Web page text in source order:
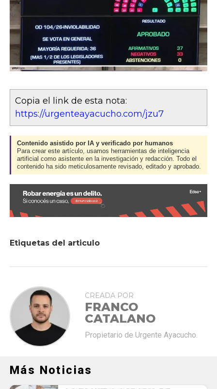
Copia el link de esta nota:
https://urgenteayacucho.com/jzu7
Contenido asistido por IA y verificado por humanos
Para crear este artículo, usamos herramientas de inteligencia
artificial como asistente en la investigación y redacción. Todo el
contenido ha sido meticulosamente revisado, editado y aprobado.
Etiquetas del articulo
CREADA POR
FRANCO
CATALANO
Propietario de Urgente Ayacucho.
Más Noticias